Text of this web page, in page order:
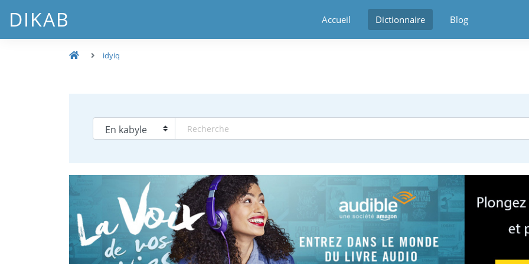
DIKAB Accueil Dictionnaire Blog
idyiq